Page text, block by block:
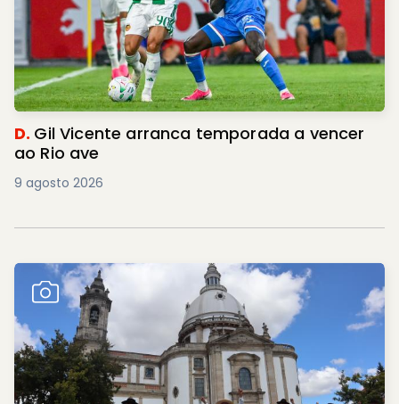
D. Gil Vicente arranca temporada a vencer
ao Rio ave
9 agosto 2026